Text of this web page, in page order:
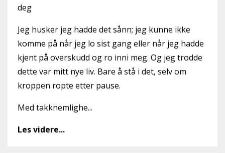
deg
Jeg husker jeg hadde det sånn; jeg kunne ikke
komme på når jeg lo sist gang eller når jeg hadde
kjent på overskudd og ro inni meg. Og jeg trodde
dette var mitt nye liv. Bare å stå i det, selv om
kroppen ropte etter pause.
Med takknemlighe...
Les videre...